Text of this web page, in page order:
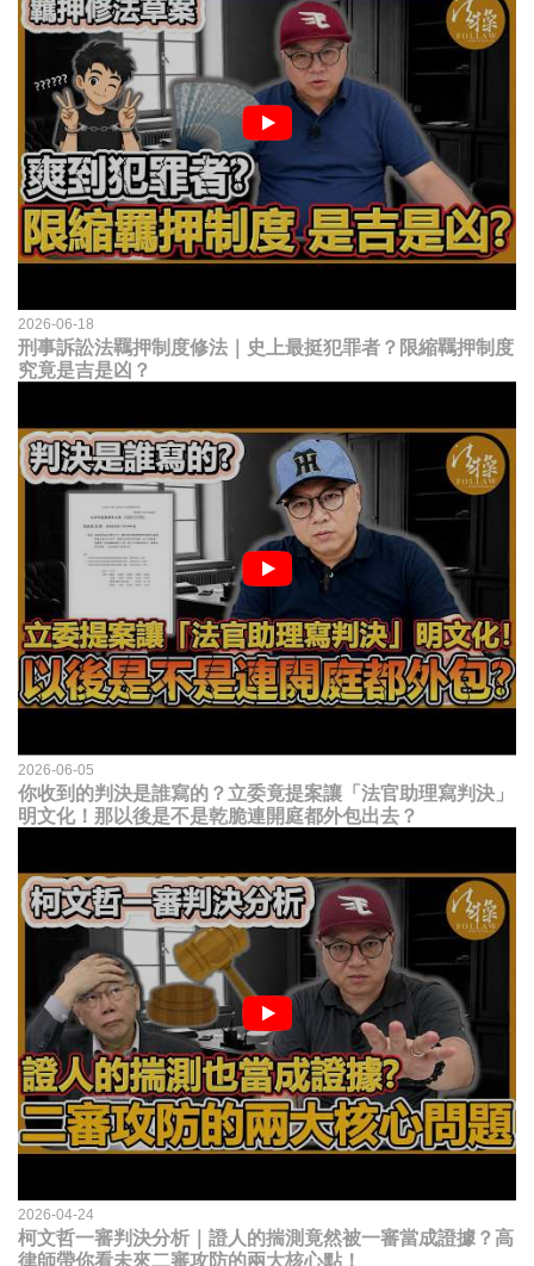
2026-06-18
刑事訴訟法羈押制度修法｜史上最挺犯罪者？限縮羈押制度
究竟是吉是凶？
2026-06-05
你收到的判決是誰寫的？立委竟提案讓「法官助理寫判決」
明文化！那以後是不是乾脆連開庭都外包出去？
2026-04-24
柯文哲一審判決分析｜證人的揣測竟然被一審當成證據？高
律師帶你看未來二審攻防的兩大核心點！